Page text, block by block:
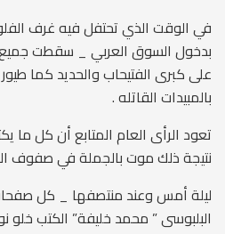
في الوقت الذي تحتفل فيه غرف
بدخول السوق العربي _ سقطت جميع
على كبرى الفتيحاب والحديد كما طيور
بالمبيدات القاتله .
تعود الرأى العام المتابع أن كل ما
نتيجة ذلك موت بالجملة في صفوف
ليلة أمس وعند منتصفها _ كل
البلبوسى ” محمد خليفة” الكتب